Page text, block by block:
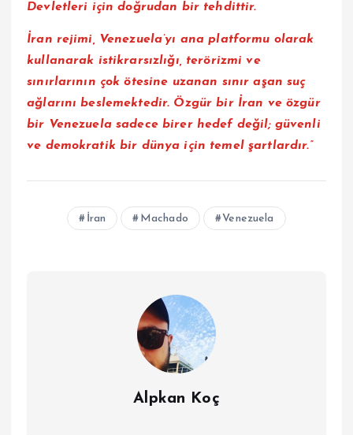
Devletleri için doğrudan bir tehdittir.
İran rejimi, Venezuela’yı ana platformu olarak
kullanarak istikrarsızlığı, terörizmi ve
sınırlarının çok ötesine uzanan sınır aşan suç
ağlarını beslemektedir. Özgür bir İran ve özgür
bir Venezuela sadece birer hedef değil; güvenli
ve demokratik bir dünya için temel şartlardır.”
İran Machado Venezuela
Alpkan Koç